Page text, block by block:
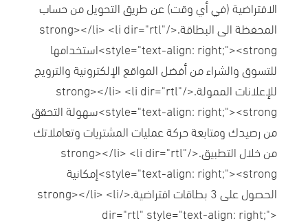
الافتراضية (في أي وقت) عن طريق التحويل من حساب
المحفظة الى البطاقة.</strong></li> <li dir="rtl"
style="text-align: right;"><strong>استخدامها
للتسوق والشراء من أفضل المواقع الإلكترونية والترويج
للإعلانات الممولة.</strong></li> <li dir="rtl"
style="text-align: right;"><strong>سهولة التحقق
من رصيدك ومتابعة حركة عمليات المشتريات وتعاملاتك
من خلال التطبيق.</strong></li> <li dir="rtl"
style="text-align: right;"><strong>إمكانية
الحصول على 3 بطاقات افتراضية.</strong></li> <li
dir="rtl" style="text-align: right;">